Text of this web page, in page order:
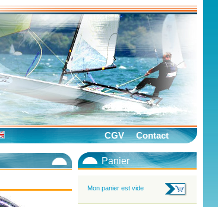
CGV Contact
Panier
Mon panier est vide